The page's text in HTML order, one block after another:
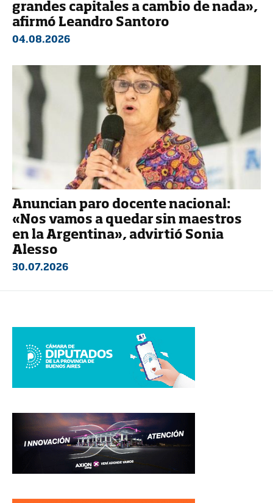
grandes capitales a cambio de nada»,
afirmó Leandro Santoro
04.08.2026
Anuncian paro docente nacional:
«Nos vamos a quedar sin maestros
en la Argentina», advirtió Sonia
Alesso
30.07.2026